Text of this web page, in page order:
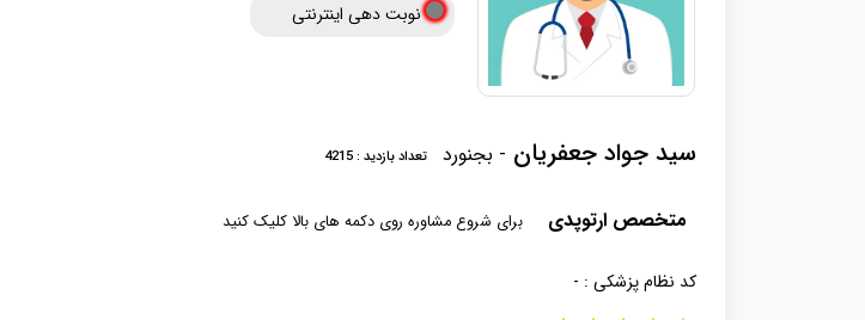
نوبت دهی اینترنتی
سید جواد جعفریان - بجنورد تعداد بازدید : 4215
متخصص ارتوپدی برای شروع مشاوره روی دکمه های بالا کلیک کنید
کد نظام پزشکی : -